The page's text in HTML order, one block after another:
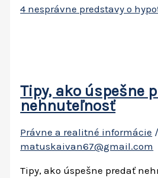
4 nesprávne predstavy o
Tipy, ako úspešne
nehnuteľnosť
Právne a realitné informácie /
matuskaivan67@gmail.com
Tipy, ako úspešne predať